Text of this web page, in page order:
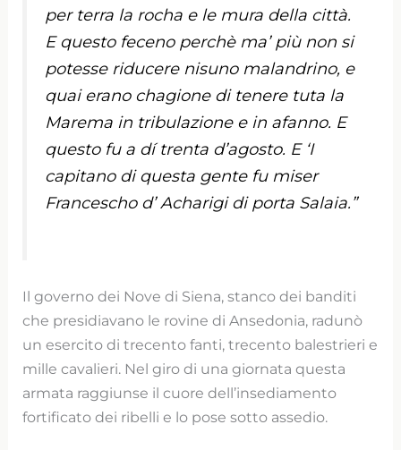
per terra la rocha e le mura della città.
E questo feceno perchè ma’ più non si
potesse riducere nisuno malandrino, e
quai erano chagione di tenere tuta la
Marema in tribulazione e in afanno. E
questo fu a dí trenta d’agosto. E ‘I
capitano di questa gente fu miser
Francescho d’ Acharigi di porta Salaia.”
Il governo dei Nove di Siena, stanco dei banditi
che presidiavano le rovine di Ansedonia, radunò
un esercito di trecento fanti, trecento balestrieri e
mille cavalieri. Nel giro di una giornata questa
armata raggiunse il cuore dell’insediamento
fortificato dei ribelli e lo pose sotto assedio.